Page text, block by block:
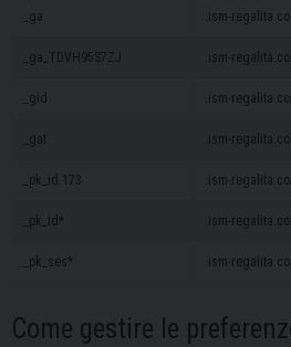
_ga .ism-
_ga_TDVH95S7ZJ .ism-
_gid .ism-
_gat .ism-
_pk_id.173 .ism-
_pk_id* .ism-
_pk_ses* .ism-
Come gestire le